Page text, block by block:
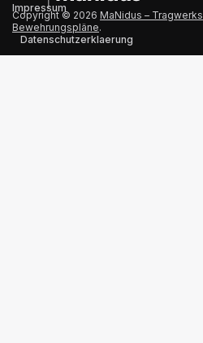
Copyright © 2026 MaNidus –
Bewehrungspläne.
Impressum
Datenschutzerklaerung